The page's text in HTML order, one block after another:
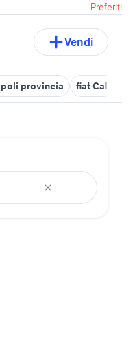
Preferiti
Vendi
provincia fiat Calvizzano